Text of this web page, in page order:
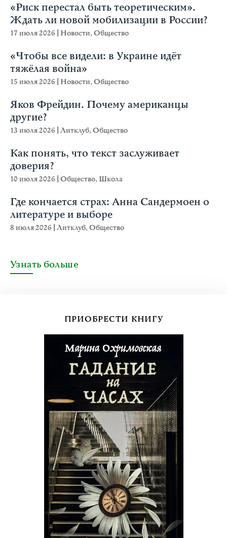
«Риск перестал быть теоретическим».
Ждать ли новой мобилизации в России?
17 июля 2026 Новости,Общество
«Чтобы все видели: в Украине идёт
тяжёлая война»
15 июля 2026 Новости,Общество
Яков Фрейдин. Почему американцы
другие?
13 июля 2026 Литклуб,Общество
Как понять, что текст заслуживает
доверия?
10 июля 2026 Общество, Школа
Где кончается страх: Анна Сандермоен о
литературе и выборе
8 июля 2026 Литклуб,Общество
Узнать больше
ПРИОБРЕСТИ КНИГУ